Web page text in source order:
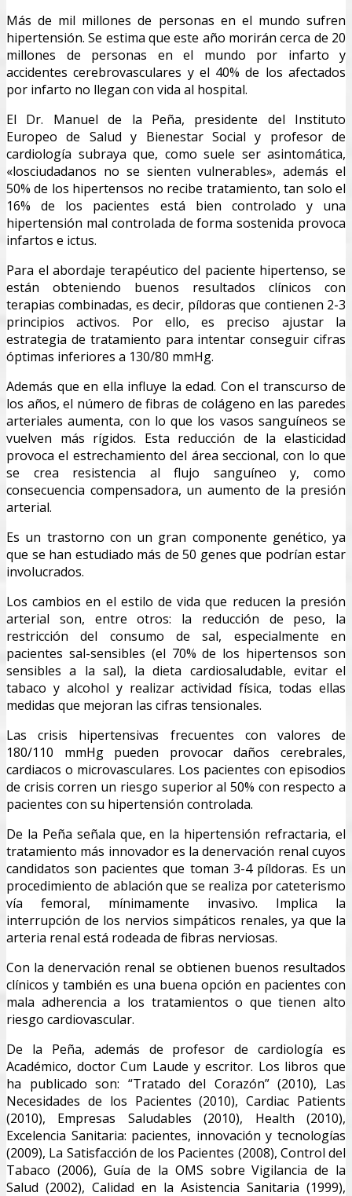
Más de mil millones de personas en el mundo sufren
hipertensión. Se estima que este año morirán cerca de 20
millones de personas en el mundo por infarto y
accidentes cerebrovasculares y el 40% de los afectados
por infarto no llegan con vida al hospital.
El Dr. Manuel de la Peña, presidente del Instituto
Europeo de Salud y Bienestar Social y profesor de
cardiología subraya que, como suele ser asintomática,
«losciudadanos no se sienten vulnerables», además el
50% de los hipertensos no recibe tratamiento, tan solo el
16% de los pacientes está bien controlado y una
hipertensión mal controlada de forma sostenida provoca
infartos e ictus.
Para el abordaje terapéutico del paciente hipertenso, se
están obteniendo buenos resultados clínicos con
terapias combinadas, es decir, píldoras que contienen 2-3
principios activos. Por ello, es preciso ajustar la
estrategia de tratamiento para intentar conseguir cifras
óptimas inferiores a 130/80 mmHg.
Además que en ella influye la edad. Con el transcurso de
los años, el número de fibras de colágeno en las paredes
arteriales aumenta, con lo que los vasos sanguíneos se
vuelven más rígidos. Esta reducción de la elasticidad
provoca el estrechamiento del área seccional, con lo que
se crea resistencia al flujo sanguíneo y, como
consecuencia compensadora, un aumento de la presión
arterial.
Es un trastorno con un gran componente genético, ya
que se han estudiado más de 50 genes que podrían estar
involucrados.
Los cambios en el estilo de vida que reducen la presión
arterial son, entre otros: la reducción de peso, la
restricción del consumo de sal, especialmente en
pacientes sal-sensibles (el 70% de los hipertensos son
sensibles a la sal), la dieta cardiosaludable, evitar el
tabaco y alcohol y realizar actividad física, todas ellas
medidas que mejoran las cifras tensionales.
Las crisis hipertensivas frecuentes con valores de
180/110 mmHg pueden provocar daños cerebrales,
cardiacos o microvasculares. Los pacientes con episodios
de crisis corren un riesgo superior al 50% con respecto a
pacientes con su hipertensión controlada.
De la Peña señala que, en la hipertensión refractaria, el
tratamiento más innovador es la denervación renal cuyos
candidatos son pacientes que toman 3-4 píldoras. Es un
procedimiento de ablación que se realiza por cateterismo
vía femoral, mínimamente invasivo. Implica la
interrupción de los nervios simpáticos renales, ya que la
arteria renal está rodeada de fibras nerviosas.
Con la denervación renal se obtienen buenos resultados
clínicos y también es una buena opción en pacientes con
mala adherencia a los tratamientos o que tienen alto
riesgo cardiovascular.
De la Peña, además de profesor de cardiología es
Académico, doctor Cum Laude y escritor. Los libros que
ha publicado son: “Tratado del Corazón” (2010), Las
Necesidades de los Pacientes (2010), Cardiac Patients
(2010), Empresas Saludables (2010), Health (2010),
Excelencia Sanitaria: pacientes, innovación y tecnologías
(2009), La Satisfacción de los Pacientes (2008), Control del
Tabaco (2006), Guía de la OMS sobre Vigilancia de la
Salud (2002), Calidad en la Asistencia Sanitaria (1999),